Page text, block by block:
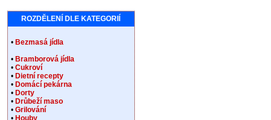
ROZDĚLENÍ DLE KATEGORIÍ
• Bezmasá jídla
• Bramborová jídla
• Cukroví
• Dietní recepty
• Domácí pekárna
• Dorty
• Drůbeží maso
• Grilování
• Houby